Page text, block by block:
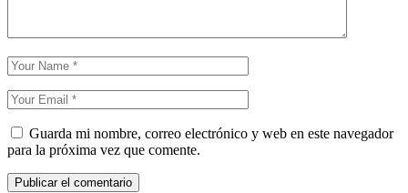
Guarda mi nombre, correo electrónico y web en este navegador
para la próxima vez que comente.